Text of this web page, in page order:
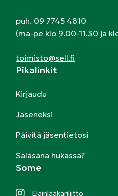
puh. 09 7745 4810
(ma-pe klo 9.00-11.30 ja
toimisto@sell.fi
Pikalinkit
Kirjaudu
Jäseneksi
Päivitä jäsentietosi
Salasana hukassa?
Some
Eläinlääkäriliitto